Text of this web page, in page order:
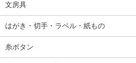
文房具
はがき・切手・ラベル・紙もの
糸ボタン